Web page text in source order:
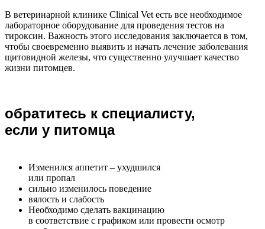
В ветеринарной клинике Clinical Vet есть все необходимое
лабораторное оборудование для проведения тестов на
тироксин. Важность этого исследования заключается в том,
чтобы своевременно выявить и начать лечение заболевания
щитовидной железы, что существенно улучшает качество
жизни питомцев.
обратитесь к специалисту,
если у питомца
Изменился аппетит – ухудшился
или пропал
сильно изменилось поведение
вялость и слабость
Необходимо сделать вакцинацию
в соответствие с графиком или провести осмотр